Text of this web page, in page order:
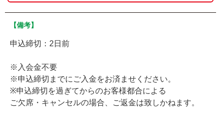
【備考】
申込締切：2日前
※入会金不要
※申込締切までにご入金をお済ませください。
※申込締切を過ぎてからのお客様都合による
ご欠席・キャンセルの場合、ご返金は致しかねます。